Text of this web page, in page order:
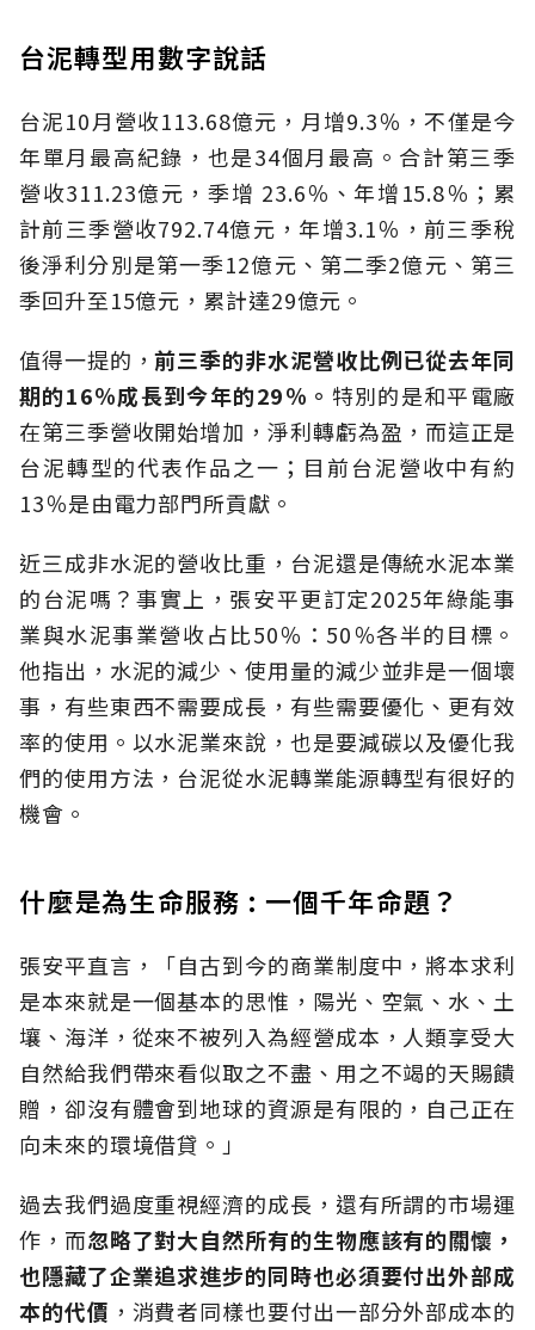
台泥轉型用數字說話
台泥10月營收113.68億元，月增9.3％，不僅是今
年單月最高紀錄，也是34個月最高。合計第三季
營收311.23億元，季增 23.6％、年增15.8％；累
計前三季營收792.74億元，年增3.1％，前三季稅
後淨利分別是第一季12億元、第二季2億元、第三
季回升至15億元，累計達29億元。
值得一提的，前三季的非水泥營收比例已從去年同
期的16％成長到今年的29％。 特別的是和平電廠
在第三季營收開始增加，淨利轉虧為盈，而這正是
台泥轉型的代表作品之一；目前台泥營收中有約
13％是由電力部門所貢獻。
近三成非水泥的營收比重，台泥還是傳統水泥本業
的台泥嗎？事實上，張安平更訂定2025年綠能事
業與水泥事業營收占比50％：50％各半的目標。
他指出，水泥的減少、使用量的減少並非是一個壞
事，有些東西不需要成長，有些需要優化、更有效
率的使用。以水泥業來說，也是要減碳以及優化我
們的使用方法，台泥從水泥轉業能源轉型有很好的
機會。
什麼是為生命服務 : 一個千年命題？
張安平直言，「自古到今的商業制度中，將本求利
是本來就是一個基本的思惟，陽光、空氣、水、土
壤、海洋，從來不被列入為經營成本，人類享受大
自然給我們帶來看似取之不盡、用之不竭的天賜饋
贈，卻沒有體會到地球的資源是有限的，自己正在
向未來的環境借貸。」
過去我們過度重視經濟的成長，還有所謂的市場運
作，而忽略了對大自然所有的生物應該有的關懷，
也隱藏了企業追求進步的同時也必須要付出外部成
本的代價 ，消費者同樣也要付出一部分外部成本的